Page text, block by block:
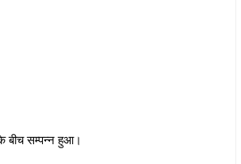
बीच सम्पन्न हुआ।